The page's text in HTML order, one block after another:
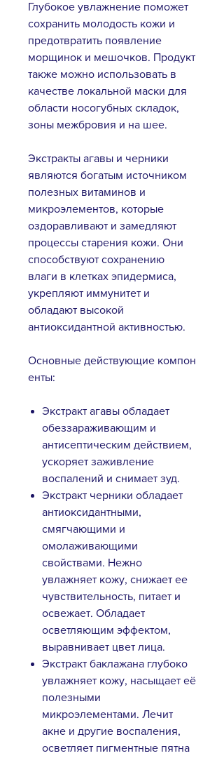
Глубокое увлажнение поможет
сохранить молодость кожи и
предотвратить появление
морщинок и мешочков. Продукт
также можно использовать в
качестве локальной маски для
области носогубных складок,
зоны межбровия и на шее.
Экстракты агавы и черники
являются богатым источником
полезных витаминов и
микроэлементов, которые
оздоравливают и замедляют
процессы старения кожи. Они
способствуют сохранению
влаги в клетках эпидермиса,
укрепляют иммунитет и
обладают высокой
антиоксидантной активностью.
Основные действующие компон
енты:
Экстракт агавы обладает
обеззараживающим и
антисептическим действием,
ускоряет заживление
воспалений и снимает зуд.
Экстракт черники обладает
антиоксидантными,
смягчающими и
омолаживающими
свойствами. Нежно
увлажняет кожу, снижает ее
чувствительность, питает и
освежает. Обладает
осветляющим эффектом,
выравнивает цвет лица.
Экстракт баклажана глубоко
увлажняет кожу, насыщает её
полезными
микроэлементами. Лечит
акне и другие воспаления,
осветляет пигментные пятна